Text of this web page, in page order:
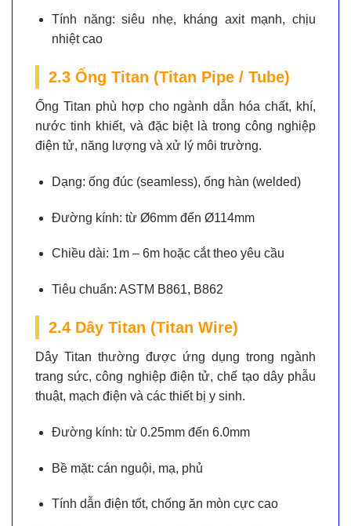
Tính năng: siêu nhẹ, kháng axit mạnh, chịu
nhiệt cao
2.3 Ống Titan (Titan Pipe / Tube)
Ống Titan phù hợp cho ngành dẫn hóa chất, khí,
nước tinh khiết, và đặc biệt là trong công nghiệp
điện tử, năng lượng và xử lý môi trường.
Dạng: ống đúc (seamless), ống hàn (welded)
Đường kính: từ Ø6mm đến Ø114mm
Chiều dài: 1m – 6m hoặc cắt theo yêu cầu
Tiêu chuẩn: ASTM B861, B862
2.4 Dây Titan (Titan Wire)
Dây Titan thường được ứng dụng trong ngành
trang sức, công nghiệp điện tử, chế tạo dây phẫu
thuật, mạch điện và các thiết bị y sinh.
Đường kính: từ 0.25mm đến 6.0mm
Bề mặt: cán nguội, mạ, phủ
Tính dẫn điện tốt, chống ăn mòn cực cao